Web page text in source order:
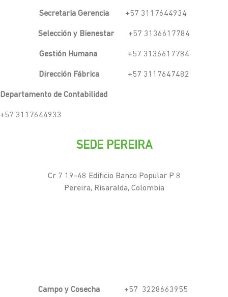
Secretaria Gerencia +57 3117644934
Selección y Bienestar+57 3136617784
Gestión Humana+57 3136617784
Dirección Fábrica +57 3117647482
Departamento de Contabilidad
+57 3117644933
SEDE PEREIRA
Cr 7 19-48 Edificio Banco Popular P 8
Pereira, Risaralda, Colombia
Campo y Cosecha +57 3228663955